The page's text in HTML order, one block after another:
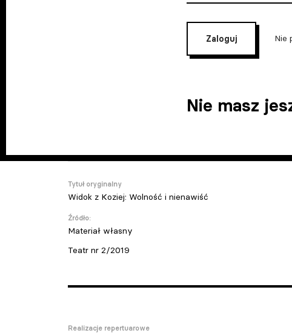
Zaloguj Nie
Nie masz
Tytuł oryginalny
Widok z Koziej: Wolność i nienawiść
Źródło:
Materiał własny
Teatr nr 2/2019
Realizacje repertuarowe